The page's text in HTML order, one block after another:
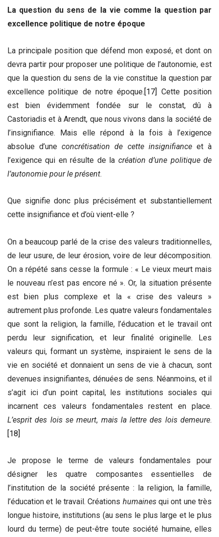
La question du sens de la vie comme la question par
excellence politique de notre époque
La principale position que défend mon exposé, et dont on
devra partir pour proposer une politique de l’autonomie, est
que la question du sens de la vie constitue la question par
excellence politique de notre époque.[17] Cette position
est bien évidemment fondée sur le constat, dû à
Castoriadis et à Arendt, que nous vivons dans la société de
l’insignifiance. Mais elle répond à la fois à l’exigence
absolue d’uneconcrétisation de cette insignifianceet à
l’exigence qui en résulte de la création d’une politique de
l’autonomie pour le présent.
Que signifie donc plus précisément et substantiellement
cette insignifiance et d’où vient-elle ?
On a beaucoup parlé de la crise des valeurs traditionnelles,
de leur usure, de leur érosion, voire de leur décomposition.
On a répété sans cesse la formule : « Le vieux meurt mais
le nouveau n’est pas encore né ». Or, la situation présente
est bien plus complexe et la « crise des valeurs »
autrement plus profonde. Les quatre valeurs fondamentales
que sont la religion, la famille, l’éducation et le travail ont
perdu leur signification, et leur finalité originelle. Les
valeurs qui, formant un système, inspiraient le sens de la
vie en société et donnaient un sens de vie à chacun, sont
devenues insignifiantes, dénuées de sens. Néanmoins, et il
s’agit ici d’un point capital, les institutions sociales qui
incarnent ces valeurs fondamentales restent en place.
L’esprit des lois se meurt, mais la lettre des lois demeure.
[18]
Je propose le terme de valeurs fondamentales pour
désigner les quatre composantes essentielles de
l’institution de la société présente : la religion, la famille,
l’éducation et le travail. Créations humainesqui ont une très
longue histoire, institutions (au sens le plus large et le plus
lourd du terme) de peut-être toute société humaine, elles